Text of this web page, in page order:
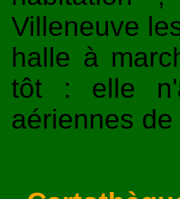
Villeneuve
halle à
tôt : elle
aériennes de